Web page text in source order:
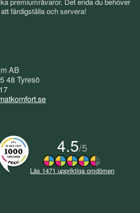
färdigställa och servera!
AB
48 Tyresö
4.5/5
Läs 1471 uppriktiga omdömen